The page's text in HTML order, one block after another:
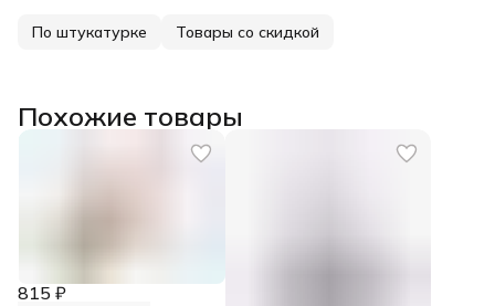
По штукатурке Товары со скидкой
Похожие товары
815 ₽